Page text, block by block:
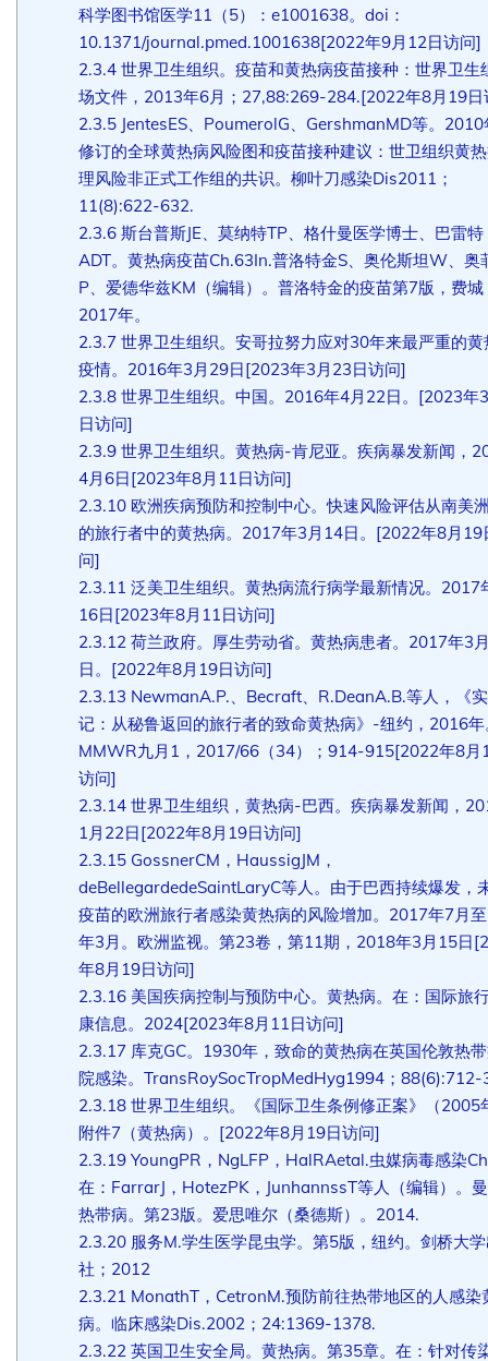
科学图书馆医学11（5）：e1001638。doi：
10.1371/journal.pmed.1001638[2022年9月12日访问]
2.3.4世界卫生组织。疫苗和黄热病疫苗接种：世界卫生
场文件，2013年6月；27,88:269-284.[2022年8月19日
2.3.5JentesES、PoumerolG、GershmanMD等。2010
修订的全球黄热病风险图和疫苗接种建议：世卫组织黄
理风险非正式工作组的共识。柳叶刀感染Dis2011；
11(8):622-632.
2.3.6斯台普斯JE、莫纳特TP、格什曼医学博士、巴雷特
ADT。黄热病疫苗Ch.63In.普洛特金S、奥伦斯坦W、奥
P、爱德华兹KM（编辑）。普洛特金的疫苗第7版，费城
2017年。
2.3.7世界卫生组织。安哥拉努力应对30年来最严重的黄
疫情。2016年3月29日[2023年3月23日访问]
2.3.8世界卫生组织。中国。2016年4月22日。[2023年
日访问]
2.3.9世界卫生组织。黄热病-肯尼亚。疾病暴发新闻，
4月6日[2023年8月11日访问]
2.3.10欧洲疾病预防和控制中心。快速风险评估从南美
的旅行者中的黄热病。2017年3月14日。[2022年8月19
问]
2.3.11 泛美卫生组织。黄热病流行病学最新情况。2017
16日[2023年8月11日访问]
2.3.12荷兰政府。厚生劳动省。黄热病患者。2017年3
日。[2022年8月19日访问]
2.3.13 NewmanA.P.、Becraft、R.DeanA.B.等人，《
记：从秘鲁返回的旅行者的致命黄热病》-纽约，2016年
MMWR九月1，2017/66（34）；914-915[2022年8月
访问]
2.3.14世界卫生组织，黄热病-巴西。疾病暴发新闻，
1月22日[2022年8月19日访问]
2.3.15GossnerCM，HaussigJM，
deBellegardedeSaintLaryC等人。由于巴西持续爆发，
疫苗的欧洲旅行者感染黄热病的风险增加。2017年7月
年3月。欧洲监视。第23卷，第11期，2018年3月15日
年8月19日访问]
2.3.16美国疾病控制与预防中心。黄热病。在：国际旅
康信息。2024[2023年8月11日访问]
2.3.17库克GC。1930年，致命的黄热病在英国伦敦热
院感染。TransRoySocTropMedHyg1994；88(6):712-
2.3.18世界卫生组织。《国际卫生条例修正案》（2005
附件7（黄热病）。[2022年8月19日访问]
2.3.19YoungPR，NgLFP，HalRAetal.虫媒病毒感染
在：FarrarJ，HotezPK，JunhannssT等人（编辑）。
热带病。第23版。爱思唯尔（桑德斯）。2014.
2.3.20服务M.学生医学昆虫学。第5版，纽约。剑桥大
社；2012
2.3.21 MonathT，CetronM.预防前往热带地区的人感染
病。临床感染Dis.2002；24:1369-1378.
2.3.22英国卫生安全局。黄热病。第35章。在：针对传